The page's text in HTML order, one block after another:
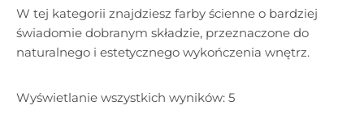
W tej kategorii znajdziesz farby ścienne o bardziej
świadomie dobranym składzie, przeznaczone do
naturalnego i estetycznego wykończenia wnętrz.
Wyświetlanie wszystkich wyników: 5